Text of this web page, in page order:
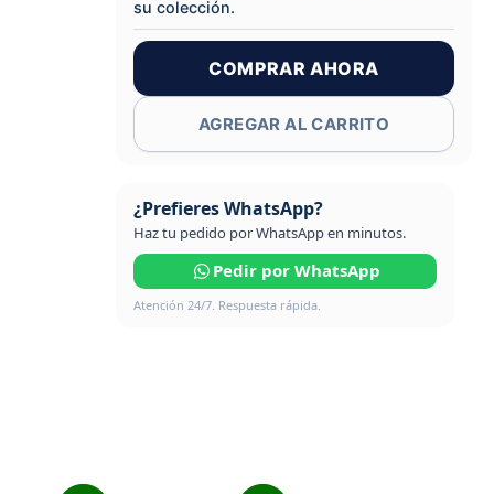
su colección.
COMPRAR AHORA
AGREGAR AL CARRITO
¿Prefieres WhatsApp?
Haz tu pedido por WhatsApp en minutos.
Pedir por WhatsApp
Atención 24/7. Respuesta rápida.